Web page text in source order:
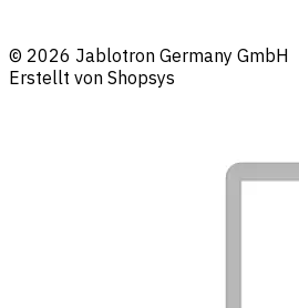
© 2026 Jablotron Germany GmbH
Erstellt von Shopsys